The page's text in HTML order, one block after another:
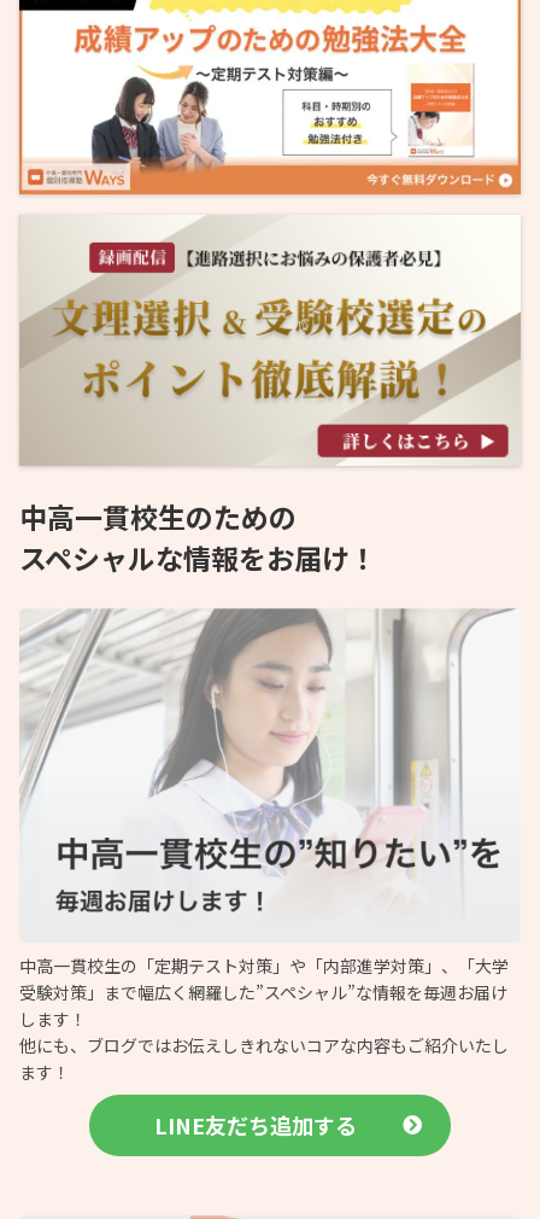
中高一貫校生のための
スペシャルな情報をお届け！
中高一貫校生の「定期テスト対策」や「内部進学対策」、「大学
受験対策」まで幅広く網羅した”スペシャル”な情報を毎週お届け
します！
他にも、ブログではお伝えしきれないコアな内容もご紹介いたし
ます！
LINE友だち追加する